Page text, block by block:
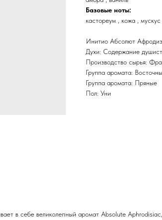
Базовые ноты:
кастореум , кожа , мускус
Инитио Абсолют
Духи: Содержание
Производство сырья:
Группа аромата:
Группа аромата: Пряные
Пол: Уни
в себе великолепный аромат Absolute